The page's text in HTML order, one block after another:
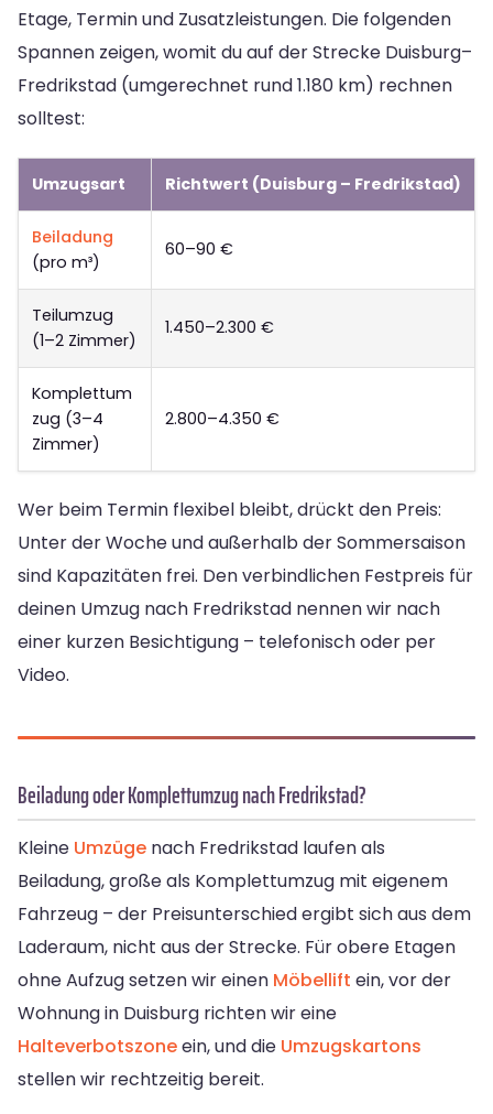
Etage, Termin und Zusatzleistungen. Die folgenden
Spannen zeigen, womit du auf der Strecke Duisburg–
Fredrikstad (umgerechnet rund 1.180 km) rechnen
solltest:
Umzugsart Richtwert (Duisburg – Fredrikstad)
Beiladung
(pro m³)
60–90 €
Teilumzug
(1–2 Zimmer)
1.450–2.300 €
Komplettum
zug (3–4
Zimmer)
2.800–4.350 €
Wer beim Termin flexibel bleibt, drückt den Preis:
Unter der Woche und außerhalb der Sommersaison
sind Kapazitäten frei. Den verbindlichen Festpreis für
deinen Umzug nach Fredrikstad nennen wir nach
einer kurzen Besichtigung – telefonisch oder per
Video.
Beiladung oder Komplettumzug nach Fredrikstad?
Kleine Umzüge nach Fredrikstad laufen als
Beiladung, große als Komplettumzug mit eigenem
Fahrzeug – der Preisunterschied ergibt sich aus dem
Laderaum, nicht aus der Strecke. Für obere Etagen
ohne Aufzug setzen wir einen Möbellift ein, vor der
Wohnung in Duisburg richten wir eine
Halteverbotszoneein, und die Umzugskartons
stellen wir rechtzeitig bereit.